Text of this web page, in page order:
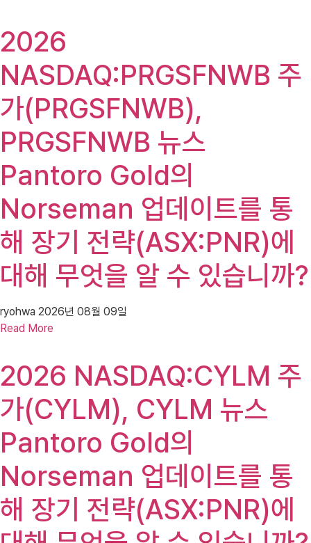
2026
NASDAQ:PRGSFNWB 주
가(PRGSFNWB),
PRGSFNWB 뉴스
Pantoro Gold의
Norseman 업데이트를 통
해 장기 전략(ASX:PNR)에
대해 무엇을 알 수 있습니까?
ryohwa 2026년 08월 09일
Read More
2026 NASDAQ:CYLM 주
가(CYLM), CYLM 뉴스
Pantoro Gold의
Norseman 업데이트를 통
해 장기 전략(ASX:PNR)에